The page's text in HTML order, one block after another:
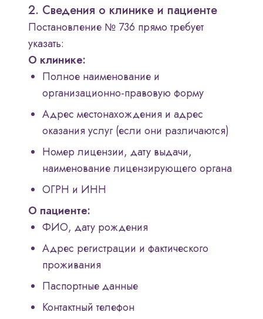
2. Сведения о клинике и пациенте
Постановление № 736 прямо требует
указать:
О клинике:
Полное наименование и
организационно-правовую форму
Адрес местонахождения и адрес
оказания услуг (если они различаются)
Номер лицензии, дату выдачи,
наименование лицензирующего органа
ОГРН и ИНН
О пациенте:
ФИО, дату рождения
Адрес регистрации и фактического
проживания
Паспортные данные
Контактный телефон